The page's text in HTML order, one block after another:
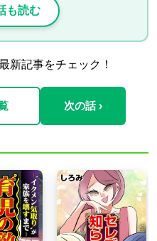
も読む
新記事をチェック！
次の話 ›